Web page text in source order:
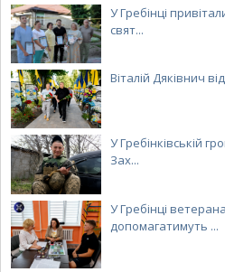
У Гребінці
свят...
Віталій Дяківнич
У Гребінківській
Зах...
У Гребінці
допомагатимуть ...